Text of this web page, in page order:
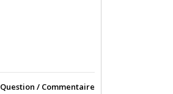
Question / Commentaire